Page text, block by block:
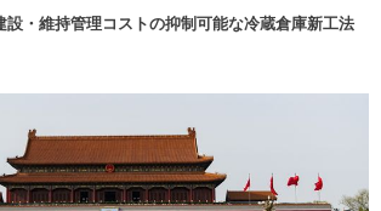
設・維持管理コストの抑制可能な冷蔵倉庫新工法